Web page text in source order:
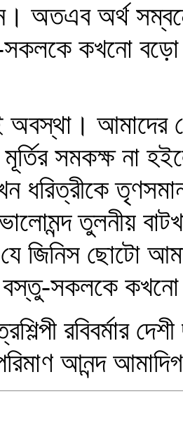
অতএব অর্থ
কখনো বড়ো
আমাদের
মূর্তির সমকক্ষ না
ধরিত্রীকে
তুলনীয়
জিনিস ছোটো
বস্তু-সকলকে
রবিবর্মার
আনন্দ